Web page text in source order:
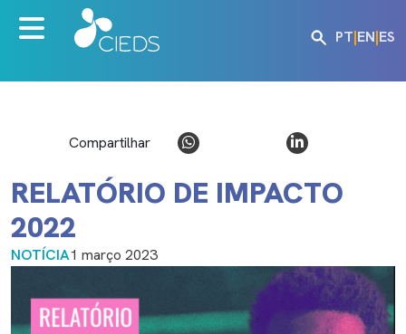
PT|EN|ES
Compartilhar
RELATÓRIO DE IMPACTO
2022
NOTÍCIA1 março 2023